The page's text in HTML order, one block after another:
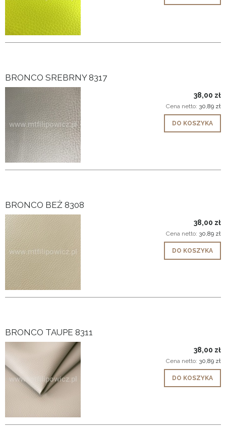
BRONCO SREBRNY 8317
38,00 zł
Cena netto: 30,89 zł
DO KOSZYKA
BRONCO BEŻ 8308
38,00 zł
Cena netto: 30,89 zł
DO KOSZYKA
BRONCO TAUPE 8311
38,00 zł
Cena netto: 30,89 zł
DO KOSZYKA